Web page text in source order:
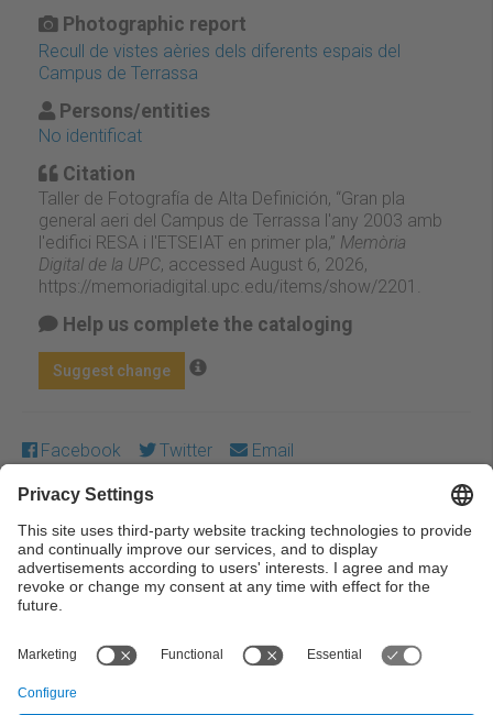
Photographic report
Recull de vistes aèries dels diferents espais del
Campus de Terrassa
Persons/entities
No identificat
Citation
Taller de Fotografía de Alta Definición, “Gran pla
general aeri del Campus de Terrassa l'any 2003 amb
l'edifici RESA i l'ETSEIAT en primer pla,” Memòria
Digital de la UPC, accessed August 6, 2026,
https://memoriadigital.upc.edu/items/show/2201
Help us complete the cataloging
Suggest change
Facebook Twitter Email
Except where otherwise noted, content on this work is
licensed under a Creative Commons license:Attribution-
NonCommercial-NoDerivs 3.0 Spain